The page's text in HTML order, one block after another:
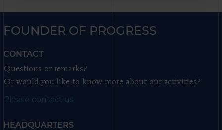
FOUNDER OF PROGRESS
CONTACT
Questions or remarks?
Or would you like to know more about our activities?
Please contact us
HEADQUARTERS